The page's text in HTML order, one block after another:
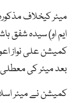
میئر کیخلاف
ایم او) سیدہ شفق
کمیشن علی نواز
بعد میئر کی
کمیشن نے میئر